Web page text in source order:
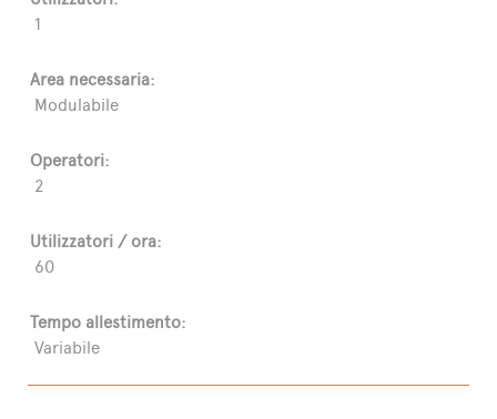
1
Area necessaria:
Modulabile
Operatori:
2
Utilizzatori / ora:
60
Tempo allestimento:
Variabile